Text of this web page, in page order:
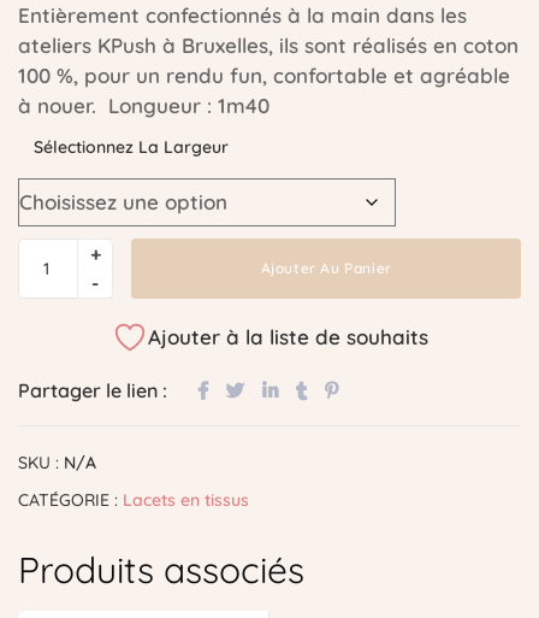
Entièrement confectionnés à la main dans les
ateliers KPush à Bruxelles, ils sont réalisés en coton
100 %, pour un rendu fun, confortable et agréable
à nouer. Longueur : 1m40
Sélectionnez La Largeur
Ajouter Au Panier
Ajouter à la liste de souhaits
Partager le lien :
SKU : N/A
CATÉGORIE : Lacets en tissus
Produits associés